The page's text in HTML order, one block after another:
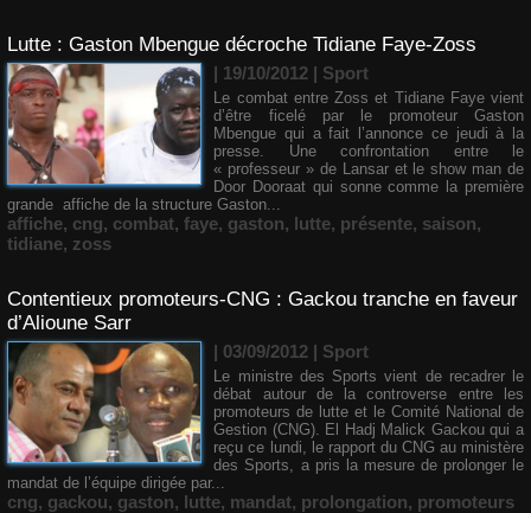
Lutte : Gaston Mbengue décroche Tidiane Faye-Zoss
| 19/10/2012 | Sport
Le combat entre Zoss et Tidiane Faye vient
d’être ficelé par le promoteur Gaston
Mbengue qui a fait l’annonce ce jeudi à la
presse. Une confrontation entre le
« professeur » de Lansar et le show man de
Door Dooraat qui sonne comme la première
grande affiche de la structure Gaston...
affiche, cng, combat, faye, gaston, lutte, présente, saison,
tidiane, zoss
Contentieux promoteurs-CNG : Gackou tranche en faveur
d’Alioune Sarr
| 03/09/2012 | Sport
Le ministre des Sports vient de recadrer le
débat autour de la controverse entre les
promoteurs de lutte et le Comité National de
Gestion (CNG). El Hadj Malick Gackou qui a
reçu ce lundi, le rapport du CNG au ministère
des Sports, a pris la mesure de prolonger le
mandat de l’équipe dirigée par...
cng, gackou, gaston, lutte, mandat, prolongation, promoteurs